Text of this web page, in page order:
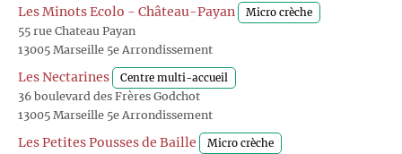
Les Minots Ecolo - Château-Payan Micro crèche
55 rue Chateau Payan
13005 Marseille 5e Arrondissement
Les Nectarines Centre multi-accueil
36 boulevard des Frères Godchot
13005 Marseille 5e Arrondissement
Les Petites Pousses de Baille Micro crèche